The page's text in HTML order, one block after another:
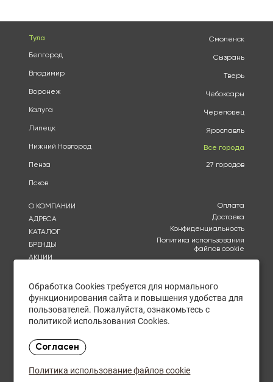
Тула
Белгород
Владимир
Воронеж
Калуга
Липецк
Нижний Новгород
Пенза
Псков
Смоленск
Сызрань
Тверь
Чебоксары
Череповец
Ярославль
Все города
27 городов
О КОМПАНИИ
АДРЕСА
КАТАЛОГ
БРЕНДЫ
АКЦИИ
ОТЗЫВЫ
КОНТАКТЫ
Оплата
Доставка
Конфиденциальность
Политика использования
файлов cookie
Политика в отношении
обработки персональных
данных
Обработка Cookies требуется для нормального
функционирования сайта и повышения удобства для
пользователей. Пожалуйста, ознакомьтесь с
политикой использования Cookies.
Согласен
Политика использование файлов cookie